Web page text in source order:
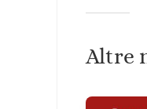
Altre